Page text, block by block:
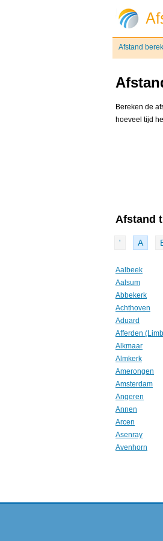
Afstand
Bereken de
hoeveel tijd
Afstand
' A
Aalbeek
Aalsum
Abbekerk
Achthoven
Aduard
Afferden
Alkmaar
Almkerk
Amerongen
Amsterdam
Angeren
Annen
Arcen
Asenray
Avenhorn